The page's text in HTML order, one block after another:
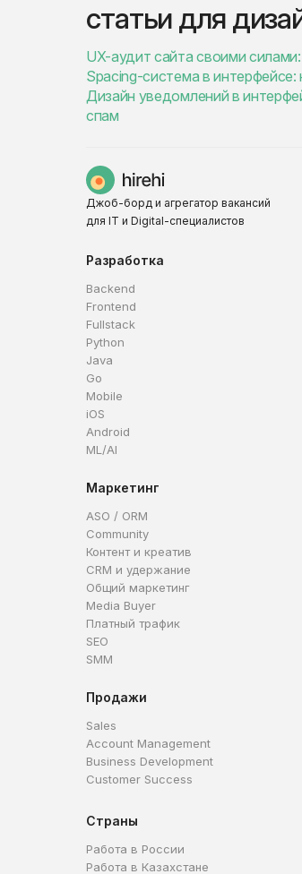
статьи для
UX-аудит сайта своими
Spacing-система в интерфейсе:
Дизайн уведомлений в
спам
Джоб-борд и агрегатор вакансий
для IT и Digital-специалистов
Разработка
Backend
Frontend
Fullstack
Python
Java
Go
Mobile
iOS
Android
ML/AI
Маркетинг
ASO / ORM
Community
Контент и креатив
CRM и удержание
Общий маркетинг
Media Buyer
Платный трафик
SEO
SMM
Продажи
Sales
Account Management
Business Development
Customer Success
Страны
Работа в России
Работа в Казахстане